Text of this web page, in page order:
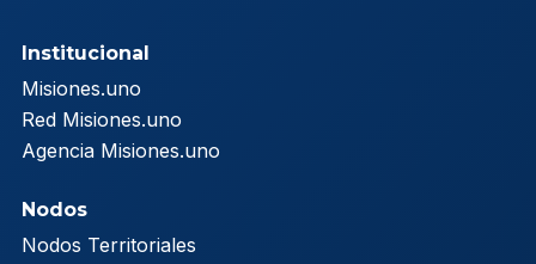
Institucional
Misiones.uno
Red Misiones.uno
Agencia Misiones.uno
Nodos
Nodos Territoriales